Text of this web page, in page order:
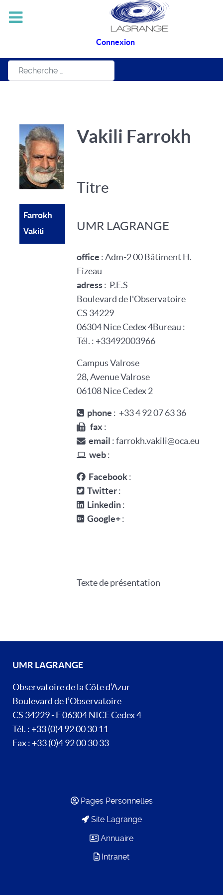
Connexion
Rechercher
Farrokh
Vakili
Vakili Farrokh
Titre
UMR LAGRANGE
office : Adm-2 00 Bâtiment H.
Fizeau
adress: P.E.S
Boulevard de l'Observatoire
CS 34229
06304 Nice Cedex 4Bureau :
Tél. : +33492003966
Campus Valrose
28, Avenue Valrose
06108 Nice Cedex 2
phone : +33 4 92 07 63 36
fax :
email : farrokh.vakili@oca.eu
web:
Facebook:
Twitter:
Linkedin:
Google+:
Texte de présentation
UMR LAGRANGE
Observatoire de la Côte d’Azur
Boulevard de l’Observatoire
CS 34229 - F 06304 NICE Cedex 4
Tél. : +33 (0)4 92 00 30 11
Fax : +33 (0)4 92 00 30 33
Pages Personnelles
Site Lagrange
Annuaire
Intranet